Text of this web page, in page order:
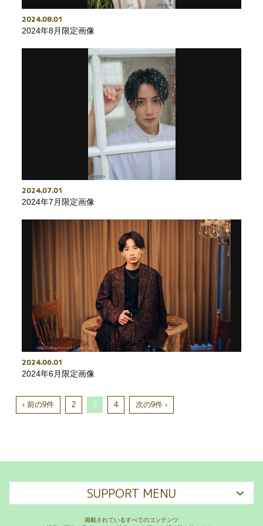
20240801
2024年8月限定画像
20240701
2024年7月限定画像
20240601
2024年6月限定画像
‹ 前の9件 2 3 4 次の9件 ›
SUPPORT MENU
掲載されているすべてのコンテンツ